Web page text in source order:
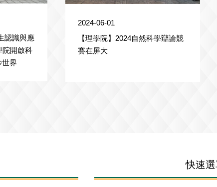
認識與應
院開啟科
世界
2024-06-01
【理學院】2024自然科學辯論競
賽在屏大
快速